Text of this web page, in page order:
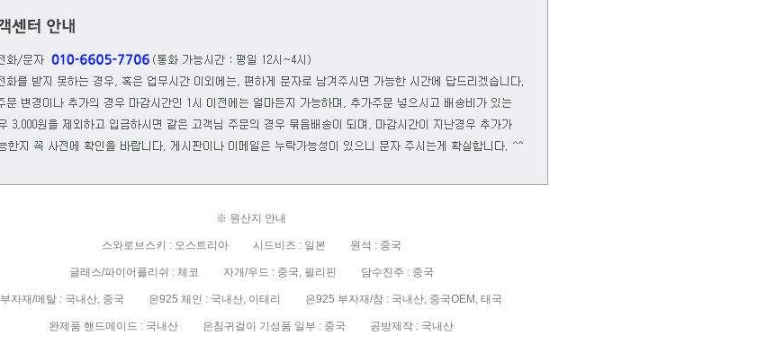
※ 원산지 안내
스와로브스키 : 오스트리아 시드비즈 : 일본 원석 : 중국
글래스/파이어폴리쉬 : 체코 자개/우드 : 중국, 필리핀 담수진주 : 중국
부자재/메탈 : 국내산, 중국 은925 체인 : 국내산, 이태리 은925 부자재/참 : 국내산, 중국OEM, 태국
완제품 핸드메이드 : 국내산 은침귀걸이 기성품 일부 : 중국 공방제작 : 국내산